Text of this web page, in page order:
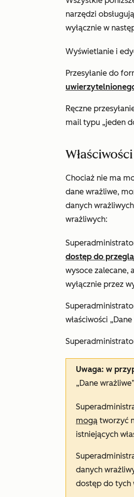
narzędzi
wyłącznie w
Wyświetlanie i
Przesyłanie do
Ręczne
mail typu „jeden
Chociaż nie ma
dane wrażliwe,
danych
wrażliwych:
dostęp do
wysoce zalecane,
wyłącznie przez
właściwości
Uwaga: w
„Dane
mogą tworzyć
istniejących
danych
dostęp do tych